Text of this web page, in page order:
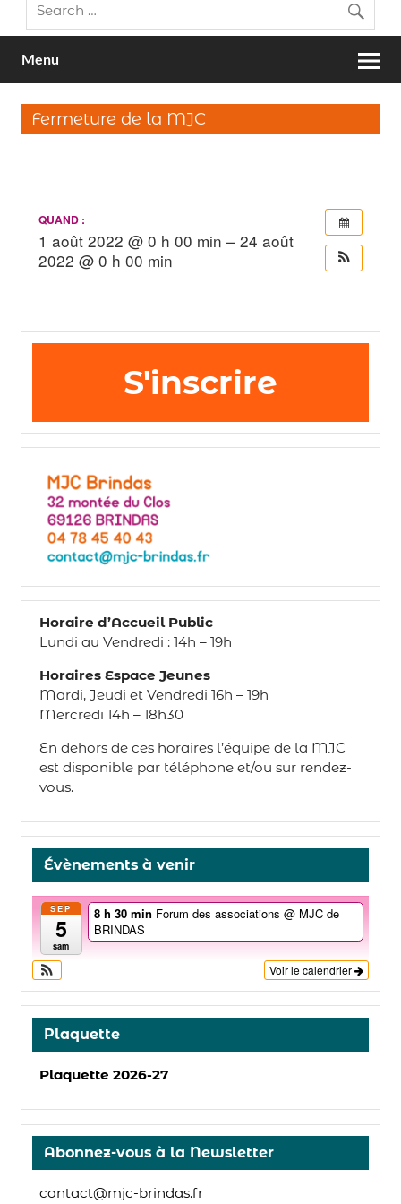
Menu
Fermeture de la MJC
QUAND :
1 août 2022 @ 0 h 00 min – 24 août
2022 @ 0 h 00 min
S'inscrire
Horaire d’Accueil Public
Lundi au Vendredi : 14h – 19h
Horaires Espace Jeunes
Mardi, Jeudi et Vendredi 16h – 19h
Mercredi 14h – 18h30
En dehors de ces horaires l’équipe de la MJC
est disponible par téléphone et/ou sur rendez-
vous.
Évènements à venir
SEP
5
sam
8 h 30 min Forum des associations @ MJC de
BRINDAS
Voir le calendrier
Plaquette
Plaquette 2026-27
Abonnez-vous à la Newsletter
contact@mjc-brindas.fr